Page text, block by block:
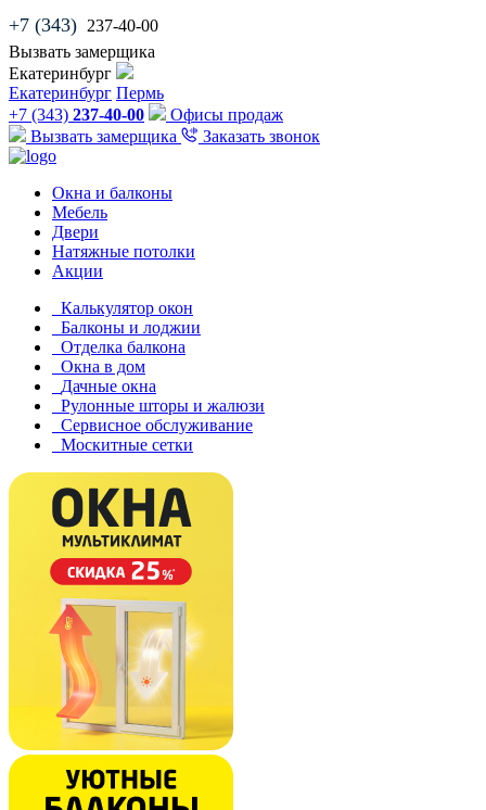
+7 (343) 237-40-00
Вызвать замерщика
Екатеринбург
Екатеринбург Пермь
+7 (343) 237-40-00
Офисы продаж
Вызвать замерщика
Заказать звонок
Окна и балконы
Мебель
Двери
Натяжные потолки
Акции
Калькулятор окон
Балконы и лоджии
Отделка балкона
Окна в дом
Дачные окна
Рулонные шторы и жалюзи
Сервисное обслуживание
Москитные сетки